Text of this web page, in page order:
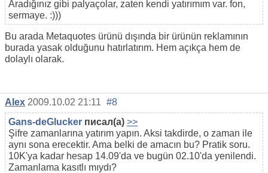
Aradığınız gibi palyaçolar, zaten kendi yatırımım var. fon,
sermaye. :)))
Bu arada Metaquotes ürünü dışında bir ürünün reklamının
burada yasak olduğunu hatırlatırım. Hem açıkça hem de
dolaylı olarak.
Alex 2009.10.02 21:11 #8
Gans-deGlucker писал(а) >>
Şifre zamanlarına yatırım yapın. Aksi takdirde, o zaman ile
aynı sona erecektir. Ama belki de amacın bu? Pratik soru.
10K'ya kadar hesap 14.09'da ve bugün 02.10'da yenilendi.
Zamanlama kasıtlı mıydı?